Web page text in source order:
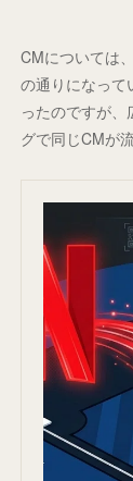
CMについては
の通りになって
ったのですが
グで同じCMが